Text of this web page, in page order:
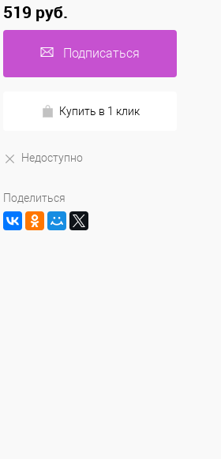
519 руб.
Подписаться
Купить в 1 клик
Недоступно
Поделиться